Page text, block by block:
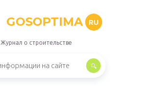
GOSOPTIMA RU
Журнал о строительстве